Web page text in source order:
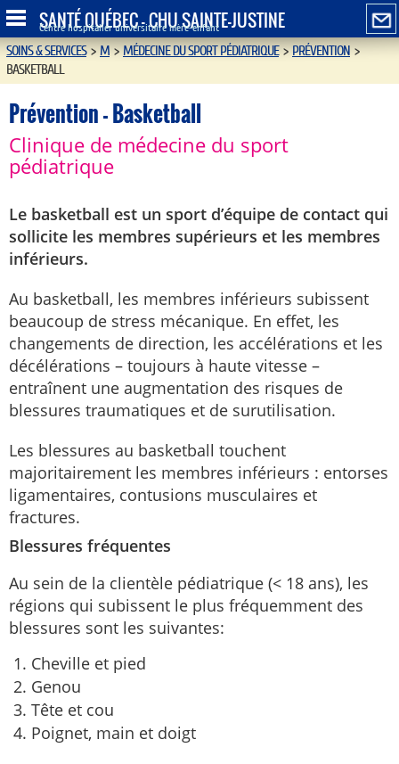
SANTÉ QUÉBEC - CHU SAINTE-JUSTINE
Centre hospitalier universitaire mère-enfant
SOINS & SERVICES>M>MÉDECINE DU SPORT PÉDIATRIQUE>PRÉVENTION>
BASKETBALL
Prévention - Basketball
Clinique de médecine du sport
pédiatrique
Le basketball est un sport d’équipe de contact qui
sollicite les membres supérieurs et les membres
inférieurs.
Au basketball, les membres inférieurs subissent
beaucoup de stress mécanique. En effet, les
changements de direction, les accélérations et les
décélérations – toujours à haute vitesse –
entraînent une augmentation des risques de
blessures traumatiques et de surutilisation.
Les blessures au basketball touchent
majoritairement les membres inférieurs : entorses
ligamentaires, contusions musculaires et
fractures.
Blessures fréquentes
Au sein de la clientèle pédiatrique (< 18 ans), les
régions qui subissent le plus fréquemment des
blessures sont les suivantes:
Cheville et pied
Genou
Tête et cou
Poignet, main et doigt